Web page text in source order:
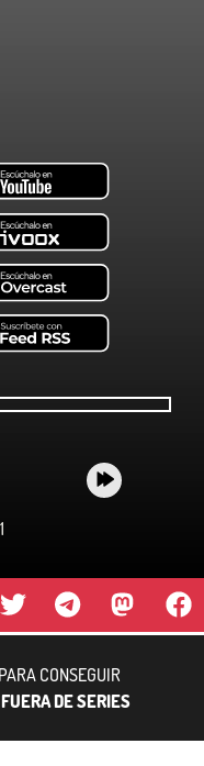
CONSEGUIR
FUERA DE SERIES